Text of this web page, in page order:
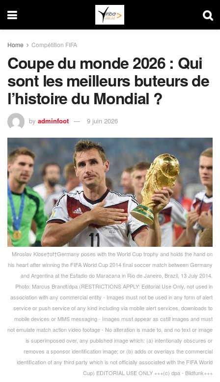
Home Compétition FIFA
Coupe du monde 2026 : Qui
sont les meilleurs buteurs de
l’histoire du Mondial ?
by adminfoot 9 juin 2026
Miroslav Klose†of†Germany poses with the World Cup trophy and holds the hand on
his heart after winning the FIFA World Cup 2014 final soccer match between Germany
and Argentina at the Estadio do Maracana in Rio de Janeiro, Brazil, 13 July 2014.
Photo: Marcus Brandt/dpa (RESTRICTIONS APPLY: Editorial Use Only, not used in
association with any commercial entity - Images must not be used in any form of alert
service or push service of any kind including via mobile alert services, downloads to
mobile devices or MMS messaging - Images must appear as cstill images and must
not emulate match action video footage - No alteration is made to, and no text or image
is superimposed over, any published image which: (a) intentionally obscures or
removes a sponsor identification image; or (b) adds or overlays the commercial
identification of any third party which is not officially associated with the FIFA World
Cup) EDITORIAL USE ONLY +++(c) dpa - Bildfunk+++